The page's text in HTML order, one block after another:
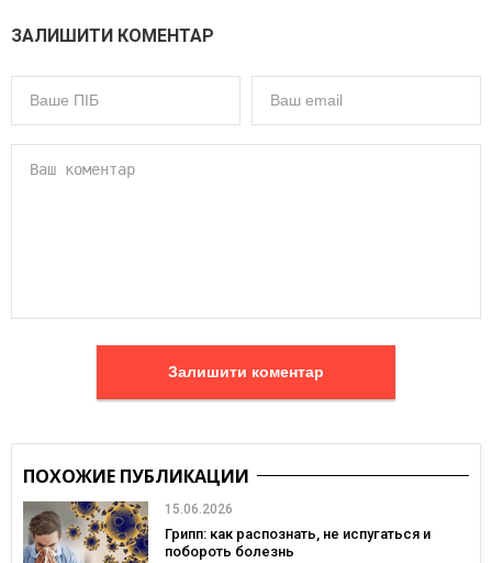
ЗАЛИШИТИ КОМЕНТАР
Залишити коментар
ПОХОЖИЕ ПУБЛИКАЦИИ
15.06.2026
Грипп: как распознать, не испугаться и
побороть болезнь